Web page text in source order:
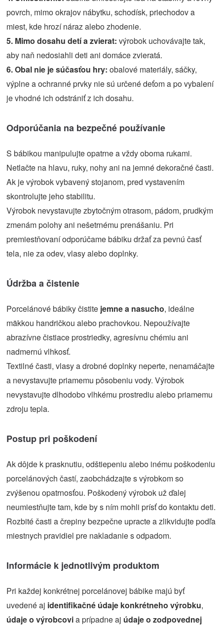
povrch, mimo okrajov nábytku, schodísk, priechodov a
miest, kde hrozí náraz alebo zhodenie.
5. Mimo dosahu detí a zvierat: výrobok uchovávajte tak,
aby naň nedosiahli deti ani domáce zvieratá.
6. Obal nie je súčasťou hry: obalové materiály, sáčky,
výplne a ochranné prvky nie sú určené deťom a po vybalení
je vhodné ich odstrániť z ich dosahu.
Odporúčania na bezpečné používanie
S bábikou manipulujte opatrne a vždy oboma rukami.
Netlačte na hlavu, ruky, nohy ani na jemné dekoračné časti.
Ak je výrobok vybavený stojanom, pred vystavením
skontrolujte jeho stabilitu.
Výrobok nevystavujte zbytočným otrasom, pádom, prudkým
zmenám polohy ani nešetrnému prenášaniu. Pri
premiestňovaní odporúčame bábiku držať za pevnú časť
tela, nie za odev, vlasy alebo doplnky.
Údržba a čistenie
Porcelánové bábiky čistite jemne a nasucho, ideálne
mäkkou handričkou alebo prachovkou. Nepoužívajte
abrazívne čistiace prostriedky, agresívnu chémiu ani
nadmernú vlhkosť.
Textilné časti, vlasy a drobné doplnky neperte, nenamáčajte
a nevystavujte priamemu pôsobeniu vody. Výrobok
nevystavujte dlhodobo vlhkému prostrediu alebo priamemu
zdroju tepla.
Postup pri poškodení
Ak dôjde k prasknutiu, odštiepeniu alebo inému poškodeniu
porcelánových častí, zaobchádzajte s výrobkom so
zvýšenou opatrnosťou. Poškodený výrobok už ďalej
neumiestňujte tam, kde by s ním mohli prísť do kontaktu deti.
Rozbité časti a črepiny bezpečne upracte a zlikvidujte podľa
miestnych pravidiel pre nakladanie s odpadom.
Informácie k jednotlivým produktom
Pri každej konkrétnej porcelánovej bábike majú byť
uvedené aj identifikačné údaje konkrétneho výrobku,
údaje o výrobcovia prípadne aj údaje o zodpovednej